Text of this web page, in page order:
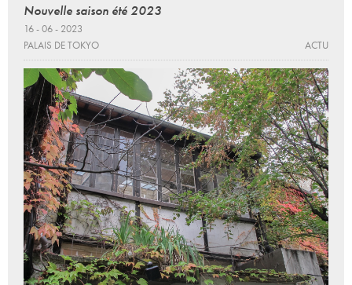
Nouvelle saison été 2023
16 - 06 - 2023
PALAIS DE TOKYO
ACTU